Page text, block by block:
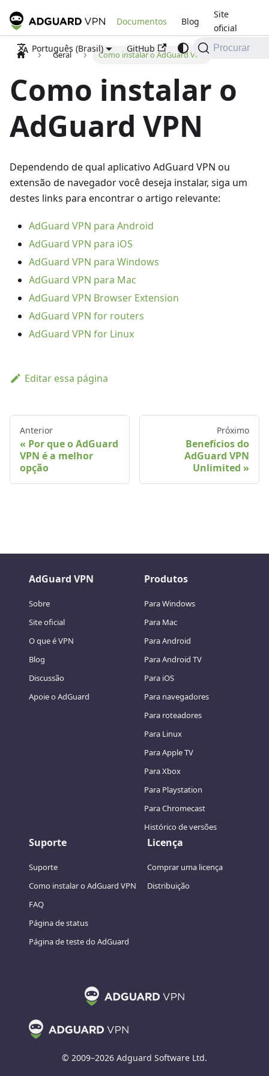
Documentos Blog
Site
oficial
Português (Brasil)
GitHub Procurar
Geral Como instalar o AdGuard VPN
Como instalar o
AdGuard VPN
Dependendo de qual aplicativo AdGuard VPN ou
extensão de navegador você deseja instalar, siga um
destes links para encontrar o artigo relevante:
AdGuard VPN para Android
AdGuard VPN para iOS
AdGuard VPN para Windows
AdGuard VPN para Mac
AdGuard VPN Browser Extension
AdGuard VPN for routers
AdGuard VPN for Linux
Editar essa página
Anterior
Por que o AdGuard
VPN é a melhor
opção
Próximo
Benefícios do
AdGuard VPN
Unlimited
AdGuard VPN
Sobre
Site oficial
O que é VPN
Blog
Discussão
Apoie o AdGuard
Produtos
Para Windows
Para Mac
Para Android
Para Android TV
Para iOS
Para navegadores
Para roteadores
Para Linux
Para Apple TV
Para Xbox
Para Playstation
Para Chromecast
Histórico de versões
Suporte
Suporte
Como instalar o AdGuard VPN
FAQ
Página de status
Página de teste do AdGuard
Licença
Comprar uma licença
Distribuição
© 2009–2026 Adguard Software Ltd.